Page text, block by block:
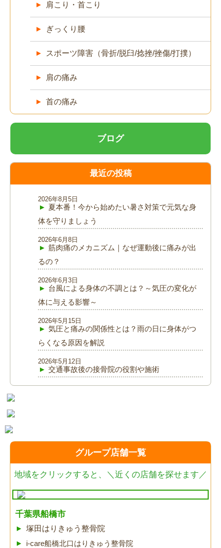
肩こり・首こり
ぎっくり腰
スポーツ障害（骨折/脱臼/捻挫/挫傷/打撲）
肩の痛み
首の痛み
ブログ
最近の投稿
夏本番！今から始めたい暑さ対策で元気な身
体を守りましょう
2026年8月5日
筋肉痛のメカニズム｜なぜ運動後に痛みが出
るの？
2026年6月8日
台風による身体の不調とは？～気圧の変化が
体に与える影響～
2026年6月3日
気圧と痛みの関係性とは？雨の日に身体がつ
らくなる原因を解説
2026年5月15日
交通事故後の接骨院の役割や施術
2026年5月12日
グループ店舗一覧
地域をクリックすると、 ＼近くの店舗を探せます／
千葉県船橋市
塚田はりきゅう整骨院
i-care船橋北口はりきゅう整骨院